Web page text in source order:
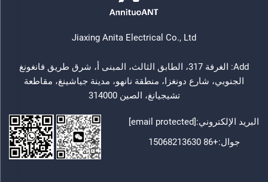
Jiaxing Anita Electrical Co., Ltd
Add: الغرفة 317، الطابق الثالث، المبنى أ، شرق طريق فانغونغ
الجنوبي، شارع دونغزا، منطقة نانهو، مدينة جياشينغ، مقاطعة
تشيجيانغ، الصين 314000
البريد الإلكتروني:[email protected]
جوال:+86 15068213630